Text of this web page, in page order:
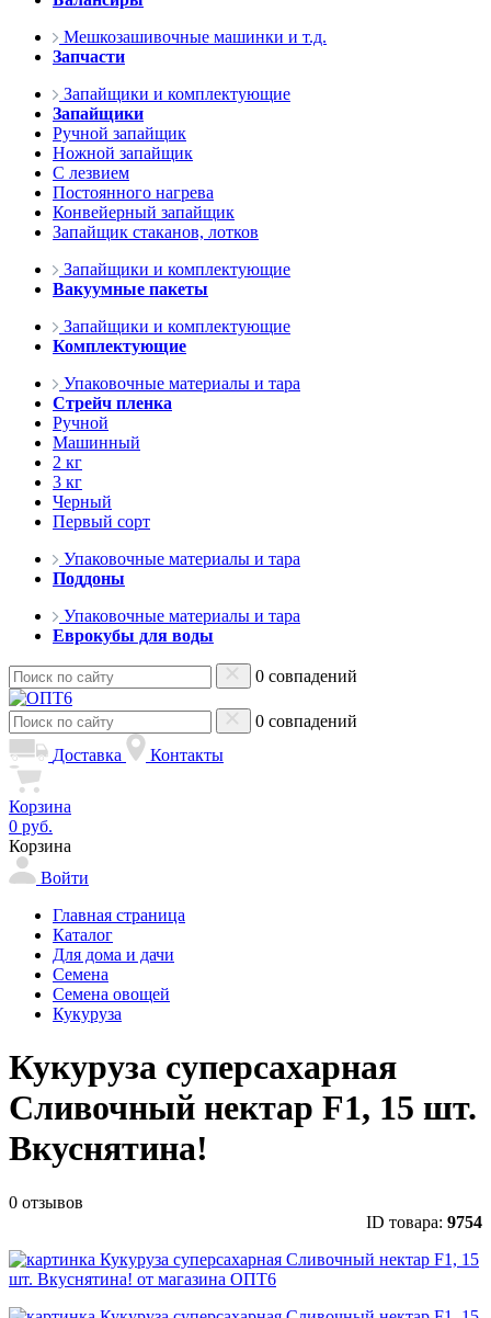
Мешкозашивочные машинки и т.д.
Запчасти
Запайщики и комплектующие
Запайщики
Ручной запайщик
Ножной запайщик
С лезвием
Постоянного нагрева
Конвейерный запайщик
Запайщик стаканов, лотков
Запайщики и комплектующие
Вакуумные пакеты
Запайщики и комплектующие
Комплектующие
Упаковочные материалы и тара
Стрейч пленка
Ручной
Машинный
2 кг
3 кг
Черный
Первый сорт
Упаковочные материалы и тара
Поддоны
Упаковочные материалы и тара
Еврокубы для воды
0 совпадений
0 совпадений
Доставка
Контакты
Корзина
0 руб.
Корзина
Войти
Главная страница
Каталог
Для дома и дачи
Семена
Семена овощей
Кукуруза
Кукуруза суперсахарная
Сливочный нектар F1, 15 шт.
Вкуснятина!
0 отзывов
ID товара: 9754